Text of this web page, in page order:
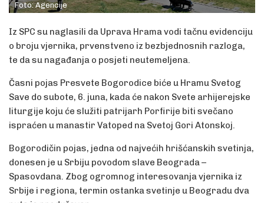
Foto: Agencije
Iz SPC su naglasili da Uprava Hrama vodi tačnu evidenciju
o broju vjernika, prvenstveno iz bezbjednosnih razloga,
te da su nagađanja o posjeti neutemeljena.
Časni pojas Presvete Bogorodice biće u Hramu Svetog
Save do subote, 6. juna, kada će nakon Svete arhijerejske
liturgije koju će služiti patrijarh Porfirije biti svečano
ispraćen u manastir Vatoped na Svetoj Gori Atonskoj.
Bogorodičin pojas, jedna od najvećih hrišćanskih svetinja,
donesen je u Srbiju povodom slave Beograda –
Spasovdana. Zbog ogromnog interesovanja vjernika iz
Srbije i regiona, termin ostanka svetinje u Beogradu dva